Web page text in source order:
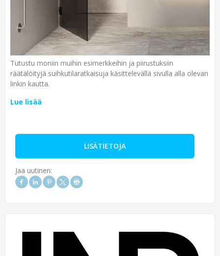
Tutustu moniin muihin esimerkkeihin ja piirustuksiin
räätälöityjä suihkutilaratkaisuja käsittelevällä sivulla alla olevan
linkin kautta.
Lue lisää
LISÄTIETOJA
Jaa uutinen: